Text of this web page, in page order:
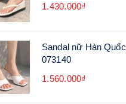
1.430.000₫
Sandal nữ Hàn Quốc
073140
1.560.000₫